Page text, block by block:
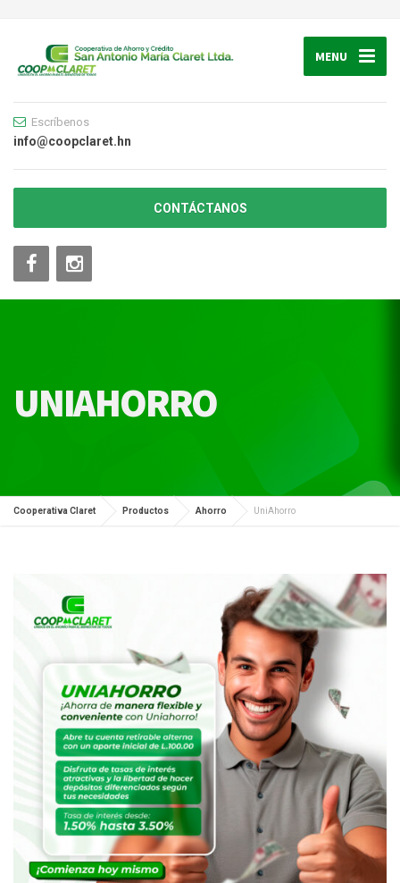
MENU
Escríbenos
info@coopclaret.hn
CONTÁCTANOS
UNIAHORRO
Cooperativa Claret Productos Ahorro UniAhorro